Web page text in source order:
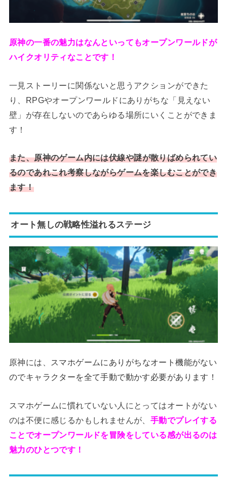
原神の一番の魅力はなんといってもオープンワールドが
ハイクオリティなことです！
一見ストーリーに関係ないと思うアクションができた
り、RPGやオープンワールドにありがちな「見えない
壁」が存在しないのであらゆる場所にいくことができま
す！
また、原神のゲーム内には伏線や謎が散りばめられてい
るのであれこれ考察しながらゲームを楽しむことができ
ます！
オート無しの戦略性溢れるステージ
原神には、
スマホゲームにありがちなオート機能がない
のでキャラクターを全て手動で動かす必要があります！
スマホゲームに慣れていない人にとってはオートがない
のは不便に感じるかもしれませんが、 手動でプレイする
ことでオープンワールドを冒険をしている感が出るのは
魅力のひとつです！